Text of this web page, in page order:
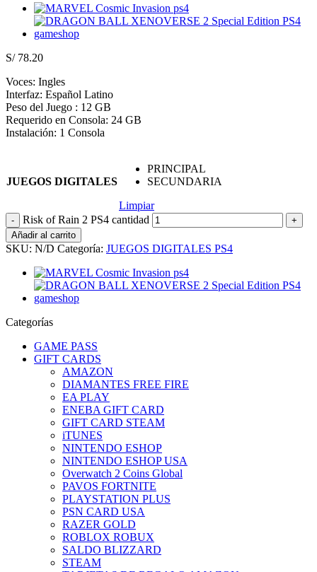
S/78.20
Voces: Ingles
Interfaz: Español Latino
Peso del Juego : 12 GB
Requerido en Consola: 24 GB
Instalación: 1 Consola
JUEGOS DIGITALES
PRINCIPAL
SECUNDARIA
Limpiar
Risk of Rain 2 PS4 cantidad
Añadir al carrito
SKU: N/D Categoría: JUEGOS DIGITALES PS4
Categorías
GAME PASS
GIFT CARDS
AMAZON
DIAMANTES FREE FIRE
EA PLAY
ENEBA GIFT CARD
GIFT CARD STEAM
iTUNES
NINTENDO ESHOP
NINTENDO ESHOP USA
Overwatch 2 Coins Global
PAVOS FORTNITE
PLAYSTATION PLUS
PSN CARD USA
RAZER GOLD
ROBLOX ROBUX
SALDO BLIZZARD
STEAM